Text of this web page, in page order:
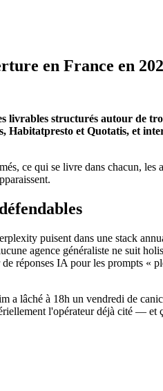
en France en
livrables structurés autour de
Habitatpresto et Quotatis, et
ce qui se livre dans chacun, les
puisent dans une stack
agence généraliste ne suit
réponses IA pour les prompts «
a lâché à 18h un vendredi de
l'opérateur déjà cité —